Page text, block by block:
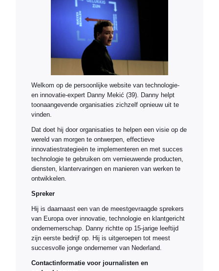
Welkom op de persoonlijke website van technologie-
en innovatie-expert Danny Mekić (39). Danny helpt
toonaangevende organisaties zichzelf opnieuw uit te
vinden.
Dat doet hij door organisaties te helpen een visie op de
wereld van morgen te ontwerpen, effectieve
innovatiestrategieën te implementeren en met succes
technologie te gebruiken om vernieuwende producten,
diensten, klantervaringen en manieren van werken te
ontwikkelen.
Spreker
Hij is daarnaast een van de meestgevraagde sprekers
van Europa over innovatie, technologie en klantgericht
ondernemerschap. Danny richtte op 15-jarige leeftijd
zijn eerste bedrijf op. Hij is uitgeroepen tot meest
succesvolle jonge ondernemer van Nederland.
Contactinformatie voor journalisten en